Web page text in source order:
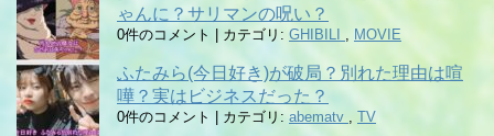
ゃんに？サリマンの呪い？
0件のコメント カテゴリ: GHIBILI , MOVIE
ふたみら(今日好き)が破局？別れた理由は喧
嘩？実はビジネスだった？
0件のコメント カテゴリ: abematv , TV